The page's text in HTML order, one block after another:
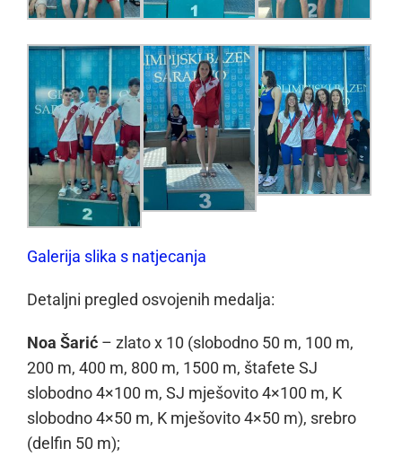
Galerija slika s natjecanja
Detaljni pregled osvojenih medalja:
Noa Šarić – zlato x 10 (slobodno 50 m, 100 m,
200 m, 400 m, 800 m, 1500 m, štafete SJ
slobodno 4×100 m, SJ mješovito 4×100 m, K
slobodno 4×50 m, K mješovito 4×50 m), srebro
(delfin 50 m);